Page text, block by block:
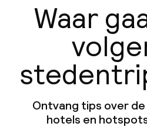
Waar
Ontvang tips over
hotels en